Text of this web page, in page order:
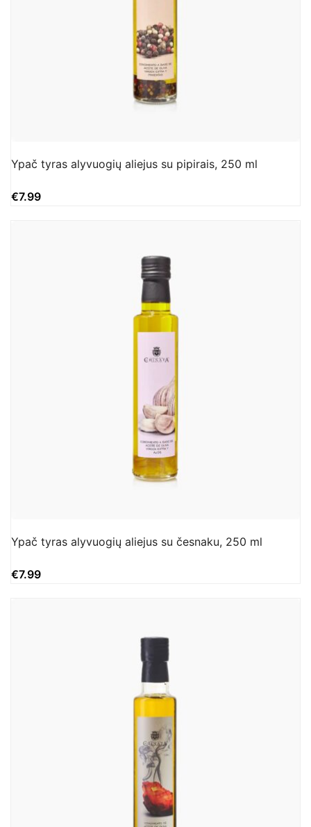
Ypač tyras alyvuogių aliejus su pipirais, 250 ml
€7.99
Ypač tyras alyvuogių aliejus su česnaku, 250 ml
€7.99